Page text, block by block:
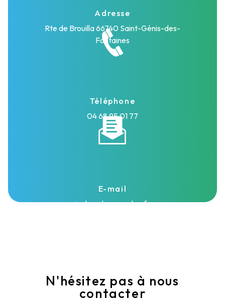
Adresse
Rte de Brouilla66740 Saint-Génis-des-
Fontaines
Téléphone
04 68 95 01 77
E-mail
isolasud@wanadoo.fr
N'hésitez pas à nous
contacter